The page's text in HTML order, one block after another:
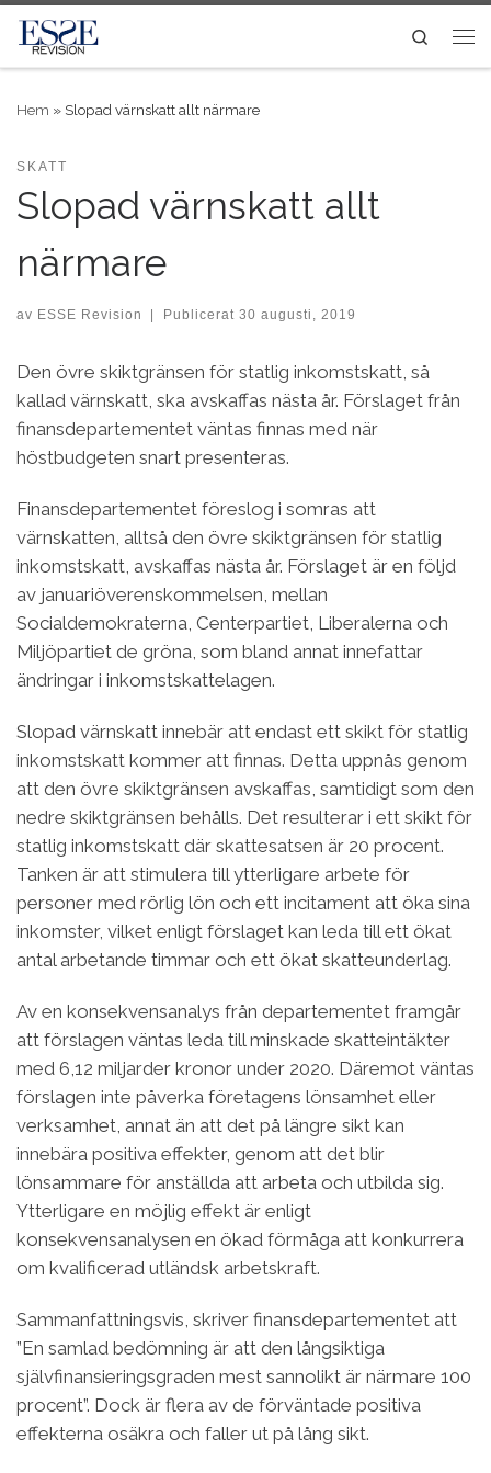
Skip to content
Search
Hem » Slopad värnskatt allt närmare
SKATT
Slopad värnskatt allt
närmare
av ESSE Revision Publicerat 30 augusti, 2019
Den övre skiktgränsen för statlig inkomstskatt, så
kallad värnskatt, ska avskaffas nästa år. Förslaget från
finansdepartementet väntas finnas med när
höstbudgeten snart presenteras.
Finansdepartementet föreslog i somras att
värnskatten, alltså den övre skiktgränsen för statlig
inkomstskatt, avskaffas nästa år. Förslaget är en följd
av januariöverenskommelsen, mellan
Socialdemokraterna, Centerpartiet, Liberalerna och
Miljöpartiet de gröna, som bland annat innefattar
ändringar i inkomstskattelagen.
Slopad värnskatt innebär att endast ett skikt för statlig
inkomstskatt kommer att finnas. Detta uppnås genom
att den övre skiktgränsen avskaffas, samtidigt som den
nedre skiktgränsen behålls. Det resulterar i ett skikt för
statlig inkomstskatt där skattesatsen är 20 procent.
Tanken är att stimulera till ytterligare arbete för
personer med rörlig lön och ett incitament att öka sina
inkomster, vilket enligt förslaget kan leda till ett ökat
antal arbetande timmar och ett ökat skatteunderlag.
Av en konsekvensanalys från departementet framgår
att förslagen väntas leda till minskade skatteintäkter
med 6,12 miljarder kronor under 2020. Däremot väntas
förslagen inte påverka företagens lönsamhet eller
verksamhet, annat än att det på längre sikt kan
innebära positiva effekter, genom att det blir
lönsammare för anställda att arbeta och utbilda sig.
Ytterligare en möjlig effekt är enligt
konsekvensanalysen en ökad förmåga att konkurrera
om kvalificerad utländsk arbetskraft.
Sammanfattningsvis, skriver finansdepartementet att
”En samlad bedömning är att den långsiktiga
självfinansieringsgraden mest sannolikt är närmare 100
procent”. Dock är flera av de förväntade positiva
effekterna osäkra och faller ut på lång sikt.